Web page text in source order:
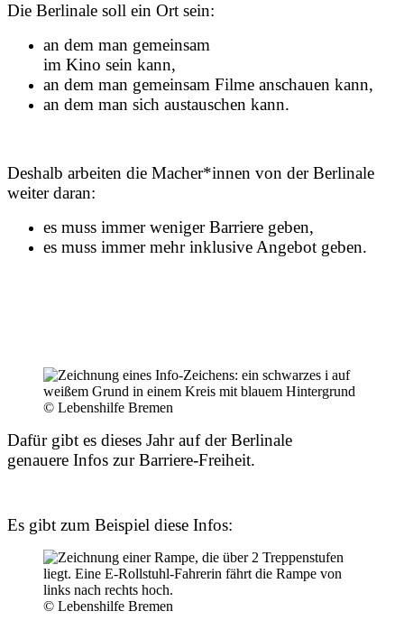
Die Berlinale soll ein Ort sein:
an dem man gemeinsam
im Kino sein kann,
an dem man gemeinsam Filme anschauen kann,
an dem man sich austauschen kann.
Deshalb arbeiten die Macher*innen von der Berlinale
weiter daran:
es muss immer weniger Barriere geben,
es muss immer mehr inklusive Angebot geben.
© Lebenshilfe Bremen
Dafür gibt es dieses Jahr auf der Berlinale
genauere Infos zur Barriere-Freiheit.
Es gibt zum Beispiel diese Infos:
© Lebenshilfe Bremen